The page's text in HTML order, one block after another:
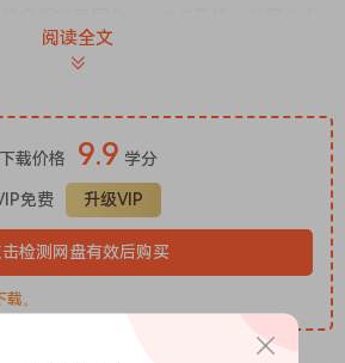
大技术与我们最先进的采样技术的巅
D是一款独立的
有的Ivory II用户会发现它很容易地安装
论这是你第一次接触Ivory II，还是你是
II American Concert D都是一件非凡且
型钢琴，由斯坦威父子公司为艺术家推
阅读全文
下载价格 9.9 学分
免费 升级VIP
击检测网盘有效后购买
。